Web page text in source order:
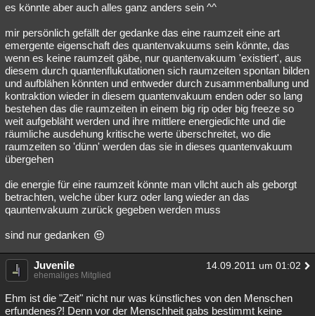
es könnte aber auch alles ganz anders sein ^^
mir persönlich gefällt der gedanke das eine raumzeit eine art
emergente eigenschaft des quantenvakuums sein könnte, das
wenn es keine raumzeit gäbe, nur quantenvakuum 'existiert', aus
diesem durch quantenflukutationen sich raumzeiten spontan bilden
und aufblähen könnten und entweder durch zusammenballung und
kontraktion wieder in diesem quantenvakuum enden oder so lang
bestehen das die raumzeiten in einem big rip oder big freeze so
weit aufgebläht werden und ihre mittlere energiedichte und die
räumliche ausdehung kritische werte überschreitet, wo die
raumzeiten so 'dünn' werden das sie in dieses quantenvakuum
übergehen
die energie für eine raumzeit könnte man vllcht auch als geborgt
betrachten, welche über kurz oder lang wieder an das
qauntenvakuum zurück gegeben werden muss
sind nur gedanken
Juvenile 14.09.2011 um 01:02
ehemaliges Mitglied
Ehm ist die "Zeit" nicht nur was künstliches von den Menschen
erfundenes?! Denn vor der Menschheit gabs bestimmt keine